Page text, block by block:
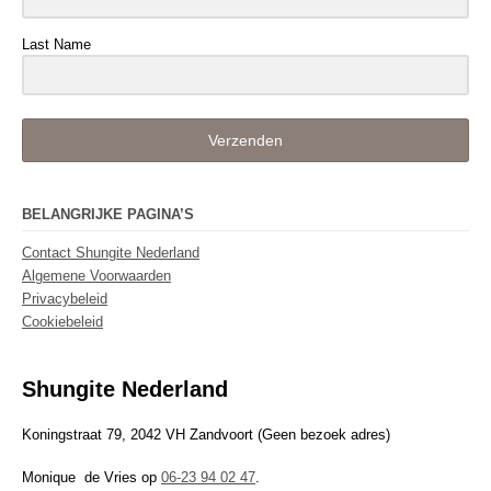
Last Name
Verzenden
BELANGRIJKE PAGINA’S
Contact Shungite Nederland
Algemene Voorwaarden
Privacybeleid
Cookiebeleid
Shungite Nederland
Koningstraat 79, 2042 VH Zandvoort (Geen bezoek adres)
Monique de Vries op 06-23 94 02 47